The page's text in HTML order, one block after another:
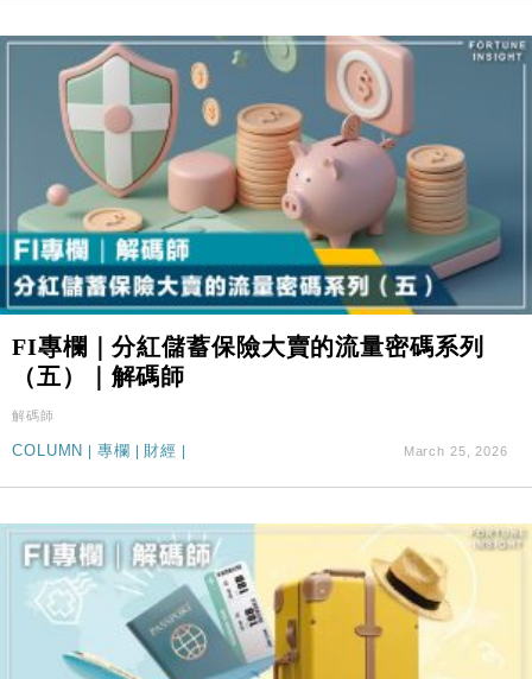
FI專欄｜分紅儲蓄保險大賣的流量密碼系列
（五）｜解碼師
解碼師
COLUMN | 專欄 | 財經 | March 25, 2026